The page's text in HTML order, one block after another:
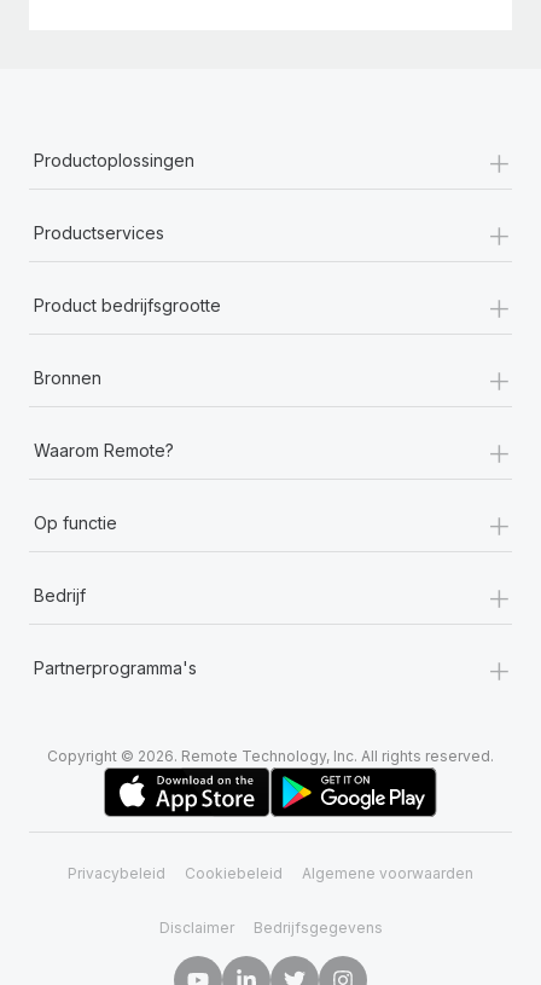
Productoplossingen +
Productservices +
Product bedrijfsgrootte +
Bronnen +
Waarom Remote? +
Op functie +
Bedrijf +
Partnerprogramma's +
Copyright © 2026. Remote Technology, Inc. All rights reserved.
Privacybeleid Cookiebeleid Algemene voorwaarden
Disclaimer Bedrijfsgegevens